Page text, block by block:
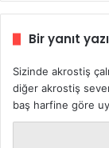
Bir yanıt
Sizinde akrostiş
diğer akrostiş
baş harfine göre